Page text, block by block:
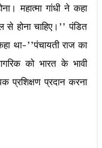
महात्मा गांधी ने कहा
से होना चाहिए।’’ पंडित
था-’’पंचायती राज का
को भारत के भावी
प्रशिक्षण प्रदान करना